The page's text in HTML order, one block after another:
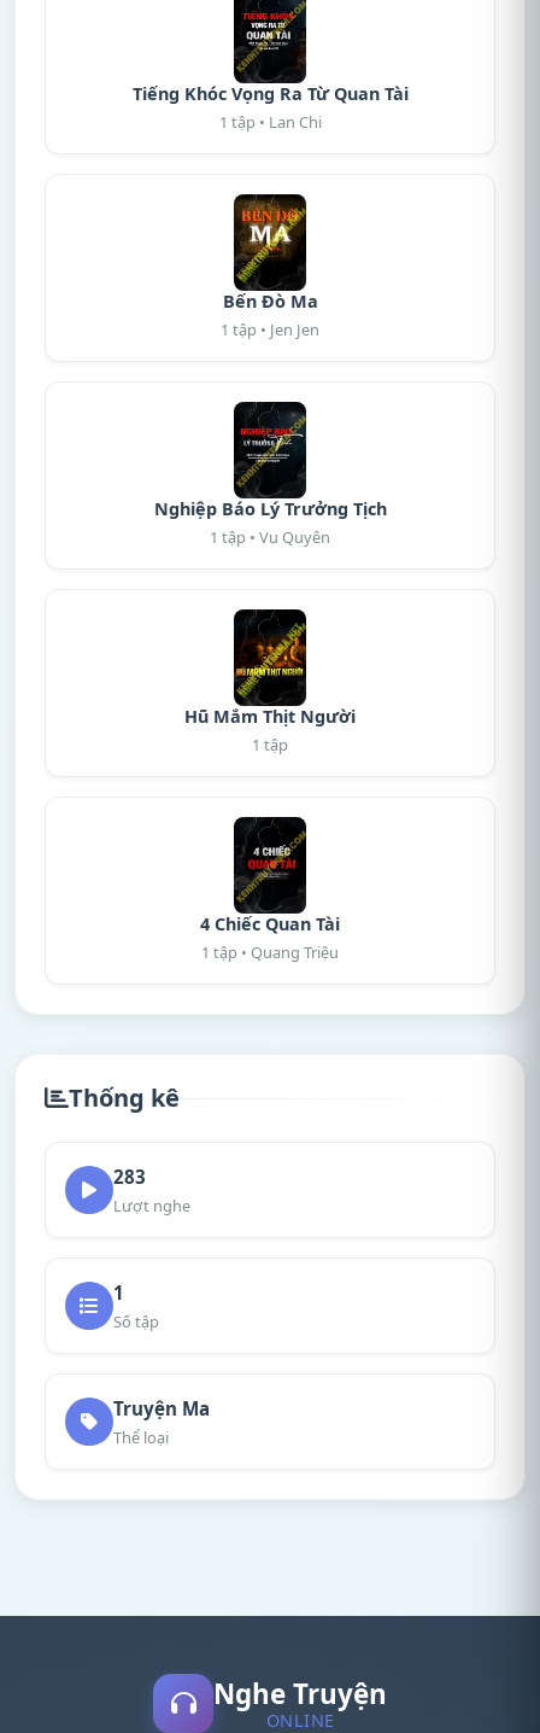
Tiếng Khóc Vọng Ra Từ Quan Tài
1 tập • Lan Chi
Bến Đò Ma
1 tập • Jen Jen
Nghiệp Báo Lý Trưởng Tịch
1 tập • Vu Quyên
Hũ Mắm Thịt Người
1 tập
4 Chiếc Quan Tài
1 tập • Quang Triệu
Thống kê
283
Lượt nghe
1
Số tập
Truyện Ma
Thể loại
Nghe Truyện
ONLINE